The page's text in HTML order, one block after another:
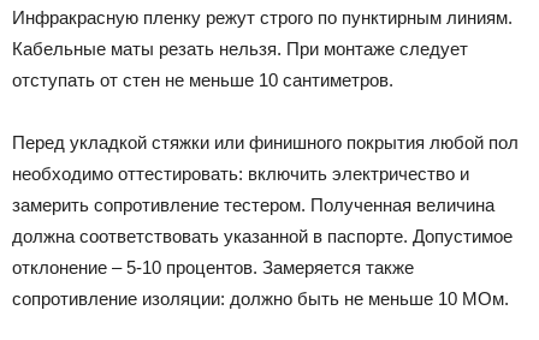
Инфракрасную пленку режут строго по пунктирным линиям.
Кабельные маты резать нельзя. При монтаже следует
отступать от стен не меньше 10 сантиметров.
Перед укладкой стяжки или финишного покрытия любой пол
необходимо оттестировать: включить электричество и
замерить сопротивление тестером. Полученная величина
должна соответствовать указанной в паспорте. Допустимое
отклонение – 5-10 процентов. Замеряется также
сопротивление изоляции: должно быть не меньше 10 МОм.